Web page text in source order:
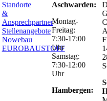
Standorte
&
Ansprechpartner
Stellenangebote
Nowebau
EUROBAUSTOFF
Aschwarden:
Montag-
Freitag:
7:30-17:00
Uhr
Samstag:
7:30-12:00
Uhr
Hambergen: